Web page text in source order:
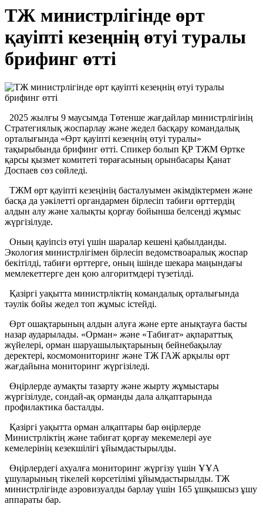
ТЖ министрлігінде өрт
қауіпті кезеңнің өтуі туралы
брифинг өтті
2025 жылғы 9 маусымда Төтенше жағдайлар министрлігінің
Стратегиялық жоспарлау және жедел басқару командалық
орталығында «Өрт қауіпті кезеңнің өтуі туралы»
тақырыбында брифинг өтті. Спикер болып ҚР ТЖМ Өртке
қарсы қызмет комитеті төрағасының орынбасары Қанат
Доспаев сөз сөйледі.
ТЖМ өрт қауіпті кезеңінің басталуымен әкімдіктермен және
басқа да уәкілетті органдармен бірлесіп табиғи өрттердің
алдын алу және халықты қорғау бойынша белсенді жұмыс
жүргізілуде.
Оның қауіпсіз өтуі үшін шаралар кешені қабылданды.
Экология министрлігімен бірлесіп ведомствоаралық жоспар
бекітілді, табиғи өрттерге, оның ішінде шекара маңындағы
мемлекеттерге ден қою алгоритмдері түзетілді.
Қазіргі уақытта министрліктің командалық орталығында
тәулік бойы жедел топ жұмыс істейді.
Өрт ошақтарының алдын алуға және ерте анықтауға басты
назар аударылады. «Орман» және «Табиғат» ақпараттық
жүйелері, орман шаруашылықтарының бейнебақылау
деректері, космомониторинг және ТЖ ГАЖ арқылы өрт
жағдайына мониторинг жүргізіледі.
Өңірлерде аумақты тазарту және жырту жұмыстары
жүргізілуде, сондай-ақ орманды дала алқаптарында
профилактика басталды.
Қазіргі уақытта орман алқаптары бар өңірлерде
Министрліктің және табиғат қорғау мекемелері әуе
кемелерінің кезекшілігі ұйымдастырылды.
Өңірлердегі ахуалға мониторинг жүргізу үшін ҰҰА
ұшуларының тікелей көрсетілімі ұйымдастырылды. ТЖ
министрлігінде аэровизуалды барлау үшін 165 ұшқышсыз ұшу
аппараты бар.